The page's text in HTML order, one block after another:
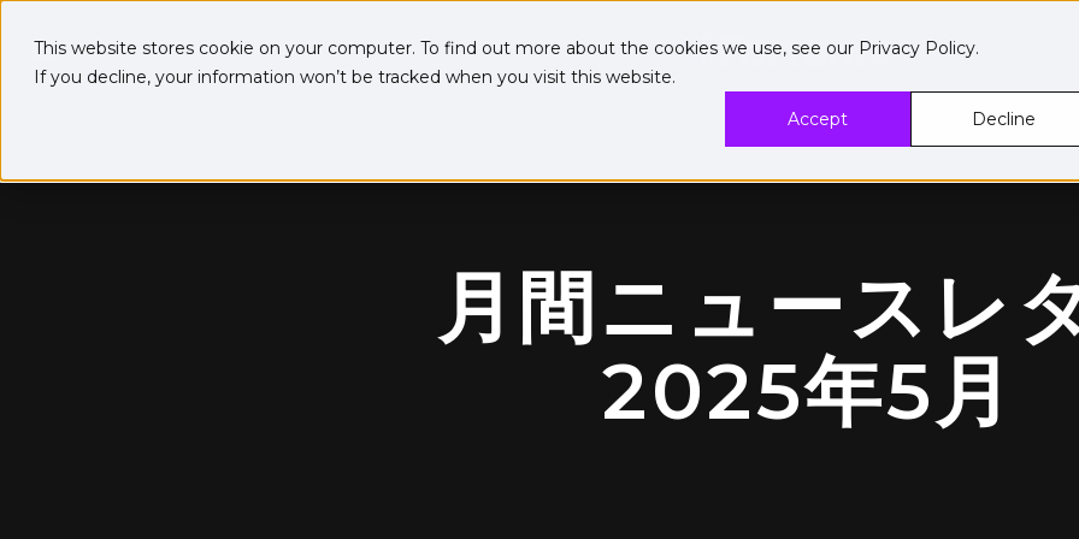
This website stores cookie on your computer. To find out more about the cookies we use, see our Privacy Policy.
If you decline, your information won’t be tracked when you visit this website.
Accept
Decline
月間ニュースレ
2025年5月